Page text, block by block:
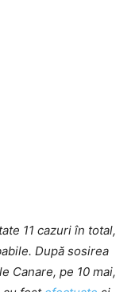
11 cazuri în total,
După sosirea
Canare, pe 10 mai,